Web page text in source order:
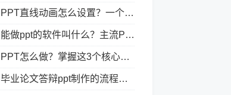
PPT直线动画怎么设置？一个简单的设置技巧
能做ppt的软件叫什么？主流PPT制作软件盘点与选型指南
PPT怎么做？掌握这3个核心制作方法与技巧，新手也能变大神！
毕业论文答辩ppt制作的流程是怎样的？新手零门槛指南